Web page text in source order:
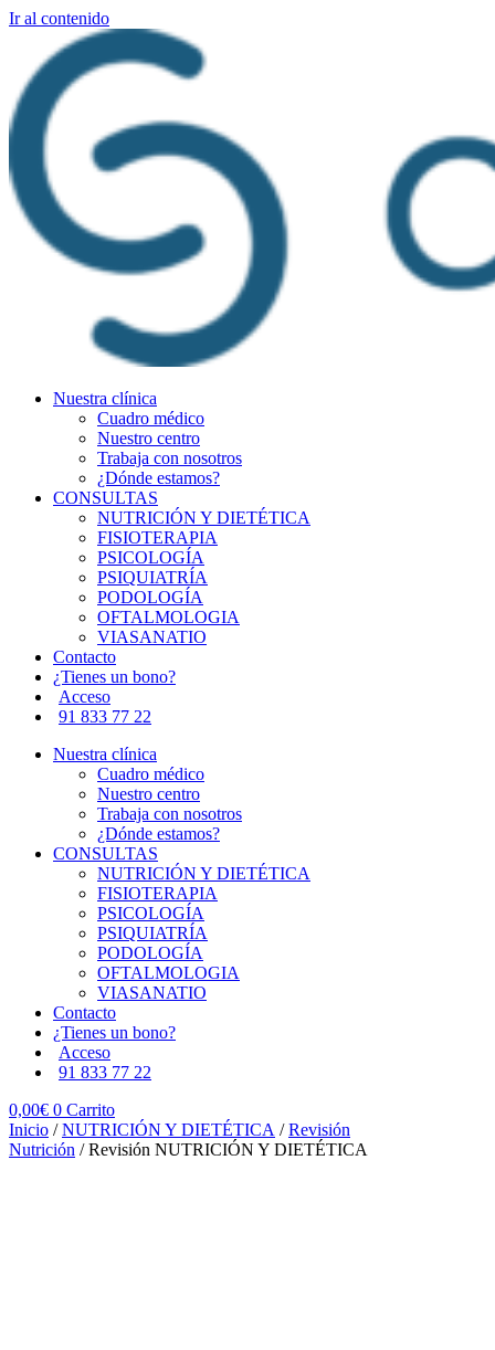
Ir al contenido
Nuestra clínica
Cuadro médico
Nuestro centro
Trabaja con nosotros
¿Dónde estamos?
CONSULTAS
NUTRICIÓN Y DIETÉTICA
FISIOTERAPIA
PSICOLOGÍA
PSIQUIATRÍA
PODOLOGÍA
OFTALMOLOGIA
VIASANATIO
Contacto
¿Tienes un bono?
Acceso
91 833 77 22
Nuestra clínica
Cuadro médico
Nuestro centro
Trabaja con nosotros
¿Dónde estamos?
CONSULTAS
NUTRICIÓN Y DIETÉTICA
FISIOTERAPIA
PSICOLOGÍA
PSIQUIATRÍA
PODOLOGÍA
OFTALMOLOGIA
VIASANATIO
Contacto
¿Tienes un bono?
Acceso
91 833 77 22
0,00€ 0 Carrito
Inicio /NUTRICIÓN Y DIETÉTICA /Revisión
Nutrición / Revisión NUTRICIÓN Y DIETÉTICA